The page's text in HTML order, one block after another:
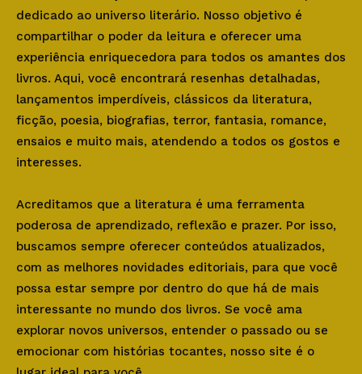
dedicado ao universo literário. Nosso objetivo é
compartilhar o poder da leitura e oferecer uma
experiência enriquecedora para todos os amantes dos
livros. Aqui, você encontrará resenhas detalhadas,
lançamentos imperdíveis, clássicos da literatura,
ficção, poesia, biografias, terror, fantasia, romance,
ensaios e muito mais, atendendo a todos os gostos e
interesses.
Acreditamos que a literatura é uma ferramenta
poderosa de aprendizado, reflexão e prazer. Por isso,
buscamos sempre oferecer conteúdos atualizados,
com as melhores novidades editoriais, para que você
possa estar sempre por dentro do que há de mais
interessante no mundo dos livros. Se você ama
explorar novos universos, entender o passado ou se
emocionar com histórias tocantes, nosso site é o